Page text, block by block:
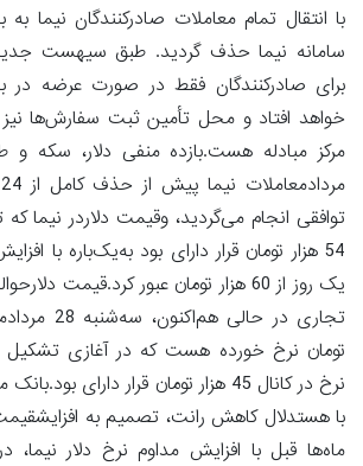
با انتقال تمام معاملات صادرکنندگان نیما به
سامانه نیما حذف گردید. طبق سیهست
برای صادرکنندگان فقط در صورت عرضه در
خواهد افتاد و محل تأمین ثبت سفارش‌ها نیز
مرکز مبادله هست.بازده منفی دلار، سکه
54 هزار تومان قرار دارای بود به‌یک‌باره با
یک روز از 60 هزار تومان عبور کرد.قیمت
تومان نرخ خورده هست که در آغازی
نرخ در کانال 45 هزار تومان قرار دارای
با هستدلال کاهش رانت، تصمیم به افزایشقیمت
ماه‌ها قبل با افزایش مداوم نرخ دلار